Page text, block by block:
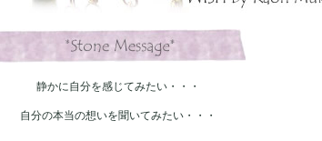
静かに自分を感じてみたい・・・
自分の本当の想いを聞いてみたい・・・